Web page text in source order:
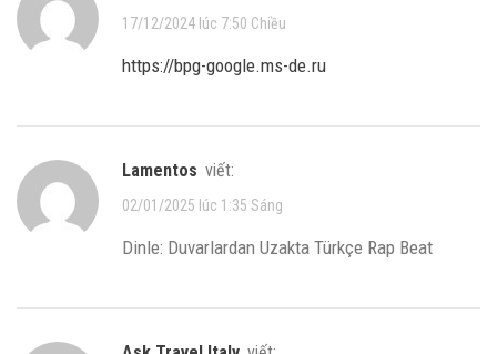
17/12/2024 lúc 7:50 Chiều
https://bpg-google.ms-de.ru
Lamentos viết:
02/01/2025 lúc 1:35 Sáng
Dinle: Duvarlardan Uzakta Türkçe Rap Beat